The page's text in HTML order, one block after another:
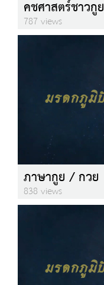
คชศาสตร์ชาวกูย
787 views
ภาษากูย / กวย
838 views